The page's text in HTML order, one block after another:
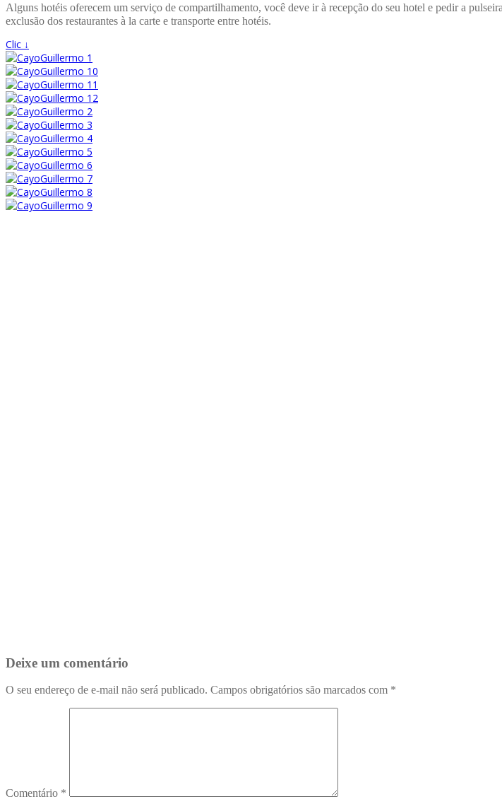
Alguns hotéis oferecem um serviço de compartilhamento, você deve ir à recepção do seu hotel e pedir a
exclusão dos restaurantes à la carte e transporte entre hotéis.
Clic ↓
Deixe um comentário
O seu endereço de e-mail não será publicado. Campos obrigatórios são marcados com *
Comentário *